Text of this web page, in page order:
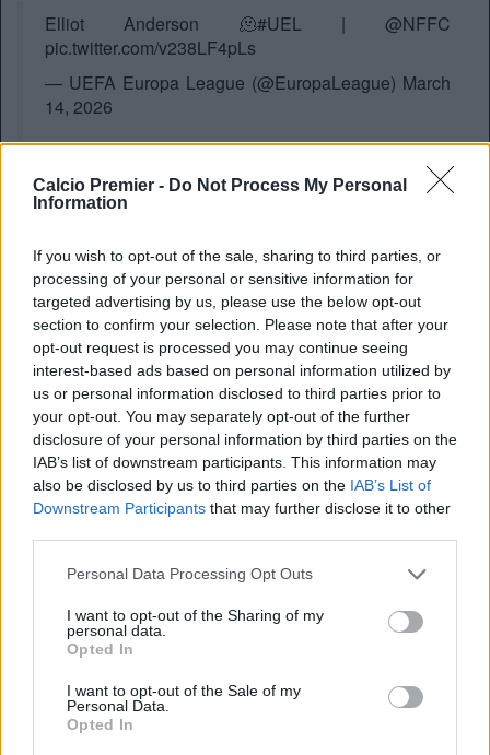
Calcio Premier - Do Not Process My Personal
Information
If you wish to opt-out of the sale, sharing to third parties, or
processing of your personal or sensitive information for
targeted advertising by us, please use the below opt-out
section to confirm your selection. Please note that after your
opt-out request is processed you may continue seeing
interest-based ads based on personal information utilized by
us or personal information disclosed to third parties prior to
your opt-out. You may separately opt-out of the further
disclosure of your personal information by third parties on the
IAB’s list of downstream participants. This information may
also be disclosed by us to third parties on the IAB’s List of
Downstream Participants that may further disclose it to other
Personal Data Processing Opt Outs
I want to opt-out of the Sharing of my
personal data.
Opted In
I want to opt-out of the Sale of my
Personal Data.
Opted In
Elliot Anderson 🫠#UEL| @NFFC
pic.twitter.com/v238LF4pLs
— UEFA Europa League (@EuropaLeague) March
14, 2026
Il profilo
Caicedo, Enzo, Rice
possa cambiare il volto del proprio centrocampo. Anderson
è un giocatore completo, su tutti i fronti. Come riporta
Athletic, Anderson è tra i migliori in Premier in queste
categorie statistiche:progressioni palla al piede,
incursioni nella trequarti avversaria, occasioni create
da calci piazzati in attacco , duelli aerei vinti e tiri bloccati.
I giocatori che fanno di più costano di più. Inoltre c’è un
dato dove eccelle (solo l’1% fa meglio di lui in Europa), i
palloni recuperati a partita. Un giocatore simile può
adattarsi perfettamente a qualsiasi sistema, anche a quello
di Enzo Maresca nel Manchester City. Non è un caso che
anche Tuchel lo ha piazzato davanti alla difesa con Rice,
una coppa che sembra perfetta. Come se non bastasse ha
segnato 4 gol e distribuito 4 assist in Premier. Come detto,
le valutazioni in Premier sono spesso eccessive, ma
Anderson sembra essereun giocatore davvero
universale,